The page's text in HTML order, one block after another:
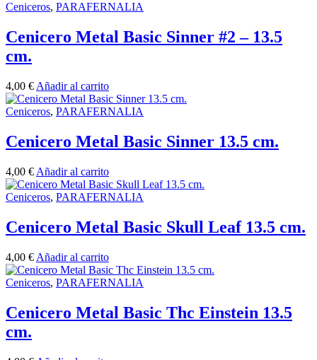
Ceniceros, PARAFERNALIA
Cenicero Metal Basic Sinner #2 – 13.5
cm.
4,00 € Añadir al carrito
Ceniceros, PARAFERNALIA
Cenicero Metal Basic Sinner 13.5 cm.
4,00 € Añadir al carrito
Ceniceros, PARAFERNALIA
Cenicero Metal Basic Skull Leaf 13.5 cm.
4,00 € Añadir al carrito
Ceniceros, PARAFERNALIA
Cenicero Metal Basic Thc Einstein 13.5
cm.